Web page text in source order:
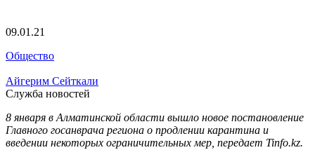
09.01.21
Общество
Айгерим Сейткали
Служба новостей
8 января в Алматинской области вышло новое постановление
Главного госанврача региона о продлении карантина и
введении некоторых ограничительных мер, передает Tinfo.kz.